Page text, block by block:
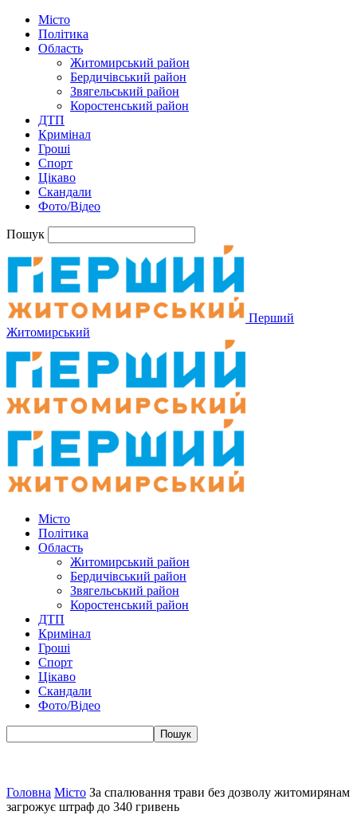
Місто
Політика
Область
Житомирський район
Бердичівський район
Звягельський район
Коростенський район
ДТП
Кримінал
Гроші
Спорт
Цікаво
Скандали
Фото/Відео
Пошук
Перший
Житомирський
Місто
Політика
Область
Житомирський район
Бердичівський район
Звягельський район
Коростенський район
ДТП
Кримінал
Гроші
Спорт
Цікаво
Скандали
Фото/Відео
Головна Місто За спалювання трави без дозволу житомирянам
загрожує штраф до 340 гривень